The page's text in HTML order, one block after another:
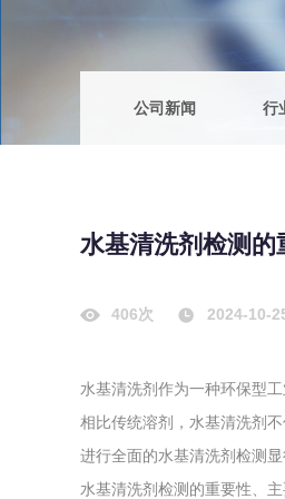
建筑材料
农副产品
专项服务
综合检测
公司新闻 行
水基清洗剂检测
406次 2024-10-
水基清洗剂作为一种环保型
相比传统溶剂，水基清洗剂
进行全面的水基清洗剂检测
水基清洗剂检测的重要性、